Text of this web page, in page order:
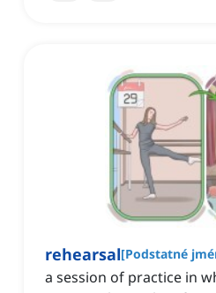
rehearsal[Podstatné
a session of practice in